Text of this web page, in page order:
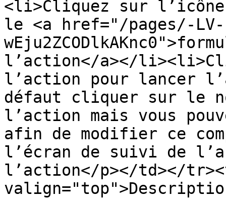
<li>Cliquez sur
le <a href="/pages/-LV-
l’action</a></
l’action pour lancer
défaut cliquer sur le
l’action mais vous
afin de modifier ce
l’écran de suivi de
l’action</p></td></